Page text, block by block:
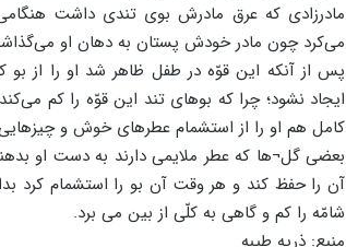
مادرزادی که عرق مادرش بوی تندی داشت
می‌کرد چون مادر خودش پستان به دهان او
پس از آنکه این قوّه در طفل ظاهر شد او را از بو
ایجاد نشود؛ چرا که بوهای تند این قوّه را کم
کامل هم او را از استشمام عطرهای خوش و
بعضی گل¬ها که عطر ملایمی ‌دارند به دست او
آن را حفظ کند و هر وقت آن بو را استشمام کرد
شامّه را کم و گاهی به کلّی از بین می برد.
منبع: ذریه طیبه